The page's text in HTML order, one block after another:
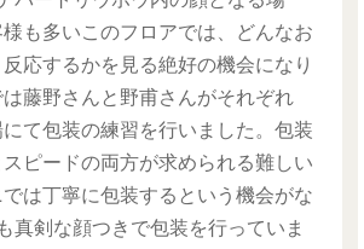
も多いこのフロアでは、どんなお
応するかを見る絶好の機会になり
藤野さんと野甫さんがそれぞれ
て包装の練習を行いました。包装
ピードの両方が求められる難しい
は丁寧に包装するという機会がな
真剣な顔つきで包装を行っていま